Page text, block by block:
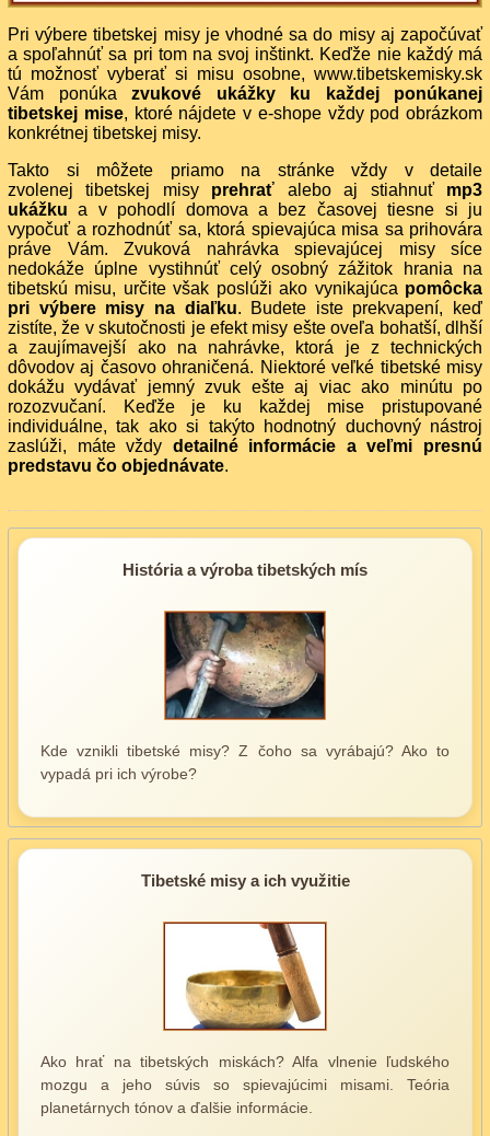
Pri výbere tibetskej misy je vhodné sa do misy aj započúvať
a spoľahnúť sa pri tom na svoj inštinkt. Keďže nie každý má
tú možnosť vyberať si misu osobne, www.tibetskemisky.sk
Vám ponúka zvukové ukážky ku každej ponúkanej
tibetskej mise, ktoré nájdete v e-shope vždy pod obrázkom
konkrétnej tibetskej misy.
Takto si môžete priamo na stránke vždy v detaile
zvolenej tibetskej misy prehrať alebo aj stiahnuť mp3
ukážku a v pohodlí domova a bez časovej tiesne si ju
vypočuť a rozhodnúť sa, ktorá spievajúca misa sa prihovára
práve Vám. Zvuková nahrávka spievajúcej misy síce
nedokáže úplne vystihnúť celý osobný zážitok hrania na
tibetskú misu, určite však poslúži ako vynikajúca pomôcka
pri výbere misy na diaľku. Budete iste prekvapení, keď
zistíte, že v skutočnosti je efekt misy ešte oveľa bohatší, dlhší
a zaujímavejší ako na nahrávke, ktorá je z technických
dôvodov aj časovo ohraničená. Niektoré veľké tibetské misy
dokážu vydávať jemný zvuk ešte aj viac ako minútu po
rozozvučaní. Keďže je ku každej mise pristupované
individuálne, tak ako si takýto hodnotný duchovný nástroj
zaslúži, máte vždy detailné informácie a veľmi presnú
predstavu čo objednávate.
História a výroba tibetských mís
Kde vznikli tibetské misy? Z čoho sa vyrábajú? Ako to
vypadá pri ich výrobe?
Tibetské misy a ich využitie
Ako hrať na tibetských miskách? Alfa vlnenie ľudského
mozgu a jeho súvis so spievajúcimi misami. Teória
planetárnych tónov a ďalšie informácie.